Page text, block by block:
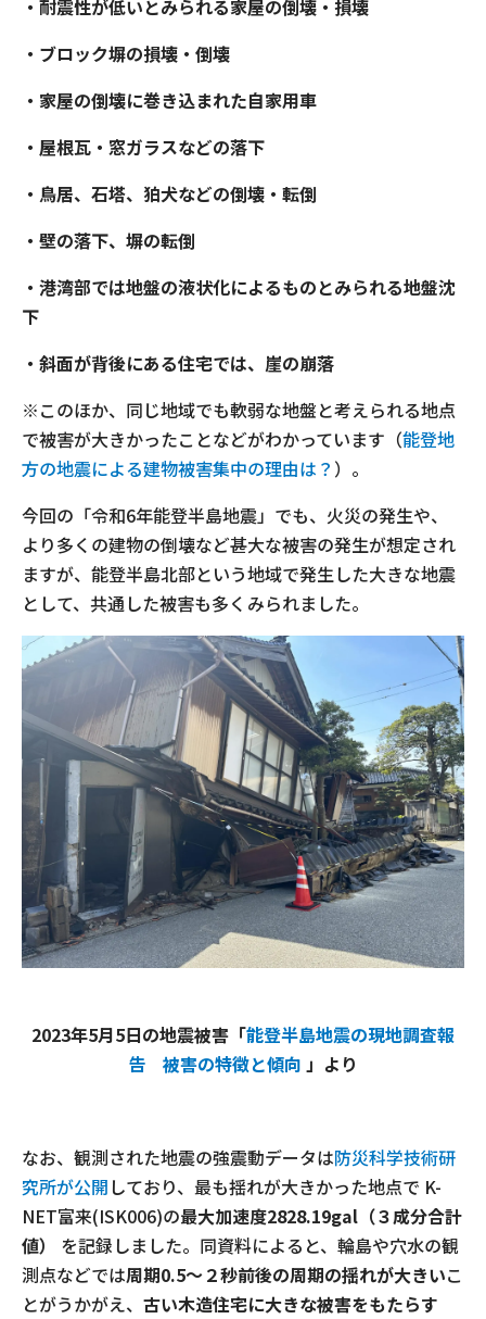
・耐震性が低いとみられる家屋の倒壊・損壊
・ブロック塀の損壊・倒壊
・家屋の倒壊に巻き込まれた自家用車
・屋根瓦・窓ガラスなどの落下
・鳥居、石塔、狛犬などの倒壊・転倒
・壁の落下、塀の転倒
・港湾部では地盤の液状化によるものとみられる地盤沈
下
・斜面が背後にある住宅では、崖の崩落
※このほか、同じ地域でも軟弱な地盤と考えられる地点
で被害が大きかったことなどがわかっています（能登地
方の地震による建物被害集中の理由は？ ）。
今回の「令和6年能登半島地震」でも、火災の発生や、
より多くの建物の倒壊など甚大な被害の発生が想定され
ますが、能登半島北部という地域で発生した大きな地震
として、共通した被害も多くみられました。
2023年5月5日の地震被害「能登半島地震の現地調査報
告 被害の特徴と傾向 」より
なお、観測された地震の強震動データは防災科学技術研
究所が公開 しており、最も揺れが大きかった地点で K-
NET富来(ISK006)の最大加速度2828.19gal（３成分合計
値）
を記録しました。同資料によると、輪島や穴水の観
測点などでは周期0.5～２秒前後の周期の揺れが大きいこ
とがうかがえ、 古い木造住宅に大きな被害をもたらす